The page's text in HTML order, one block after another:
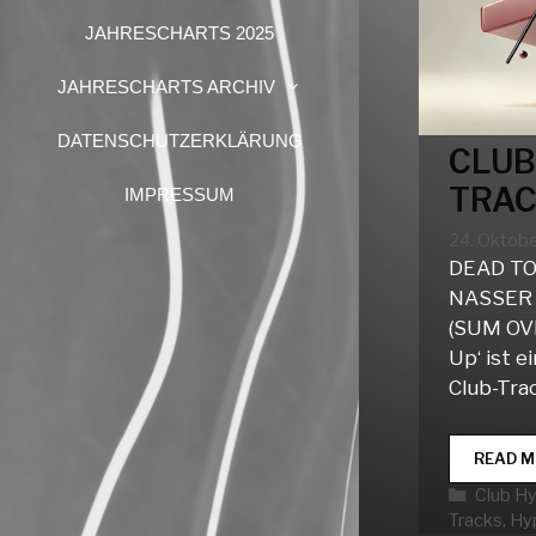
JAHRESCHARTS 2025
JAHRESCHARTS ARCHIV
DATENSCHUTZERKLÄRUNG
IMPRESSUM
DEAD
(SUM
Up‘ ist
Club-
READ
Club
Tracks,